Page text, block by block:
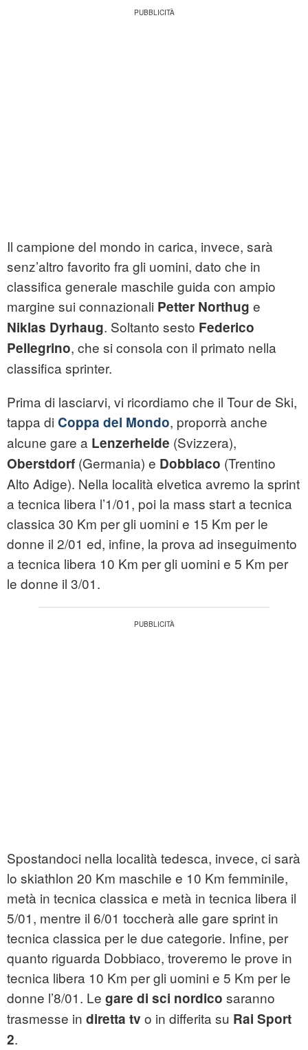
Il campione del mondo in carica, invece, sarà
senz’altro favorito fra gli uomini, dato che in
classifica generale maschile guida con ampio
margine sui connazionali Petter Northug e
Niklas Dyrhaug. Soltanto sesto Federico
Pellegrino, che si consola con il primato nella
classifica sprinter.
Prima di lasciarvi, vi ricordiamo che il Tour de Ski,
tappa di Coppa del Mondo, proporrà anche
alcune gare a Lenzerheide (Svizzera),
Oberstdorf (Germania) e Dobbiaco (Trentino
Alto Adige). Nella località elvetica avremo la sprint
a tecnica libera l’1/01, poi la mass start a tecnica
classica 30 Km per gli uomini e 15 Km per le
donne il 2/01 ed, infine, la prova ad inseguimento
a tecnica libera 10 Km per gli uomini e 5 Km per
le donne il 3/01.
Spostandoci nella località tedesca, invece, ci sarà
lo skiathlon 20 Km maschile e 10 Km femminile,
metà in tecnica classica e metà in tecnica libera il
5/01, mentre il 6/01 toccherà alle gare sprint in
tecnica classica per le due categorie. Infine, per
quanto riguarda Dobbiaco, troveremo le prove in
tecnica libera 10 Km per gli uomini e 5 Km per le
donne l’8/01. Le gare di sci nordico saranno
trasmesse in diretta tv o in differita su Rai Sport
2.